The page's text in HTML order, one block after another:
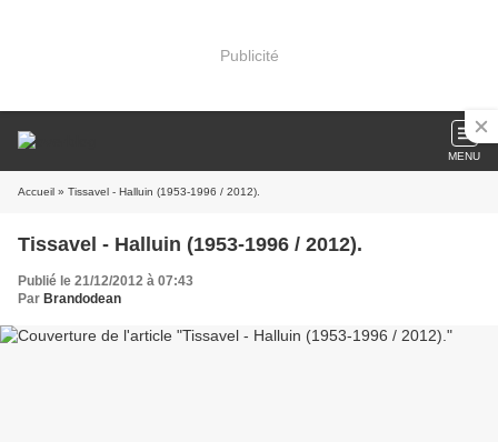
Publicité
MENU
Accueil » Tissavel - Halluin (1953-1996 / 2012).
Tissavel - Halluin (1953-1996 / 2012).
Publié le 21/12/2012 à 07:43
Par Brandodean